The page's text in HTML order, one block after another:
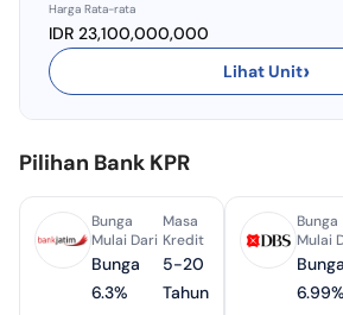
Harga Rata-rata
IDR 23,100,000,000
Lihat Unit›
Pilihan Bank KPR
Bunga
Mulai Dari
Bunga
6.3%
Masa
Kredit
5-20
Tahun
Bunga
Mulai
Bunga
6.99%